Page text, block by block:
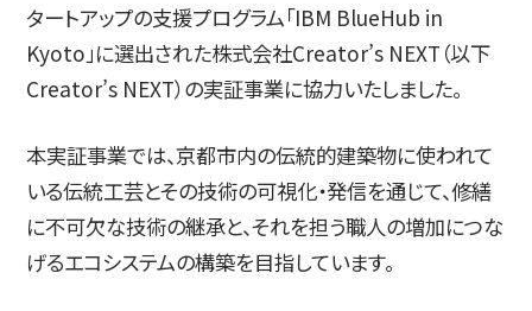
简体字 繁体字
タートアップの支援プログラム「IBM BlueHub in
Kyoto」に選出された株式会社Creator’s NEXT（以下
Creator’s NEXT）の実証事業に協力いたしました。
本実証事業では、京都市内の伝統的建築物に使われて
いる伝統工芸とその技術の可視化・発信を通じて、修繕
に不可欠な技術の継承と、それを担う職人の増加につな
げるエコシステムの構築を目指しています。